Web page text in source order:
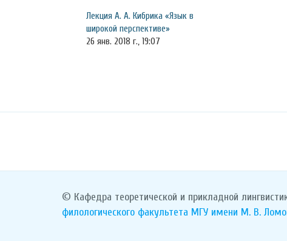
Лекция А. А. Кибрика «Язык в
широкой перспективе»
26 янв. 2018 г., 19:07
© Кафедра теоретической и прикладной
филологического факультета МГУ имени М. В.